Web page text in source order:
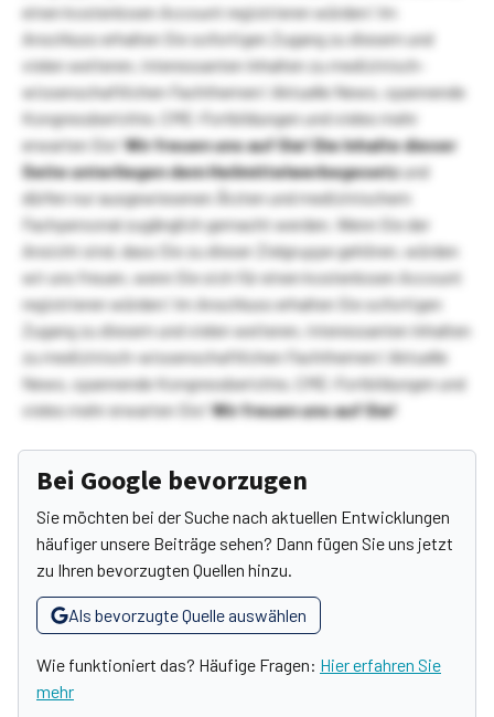
einen kostenlosen Account registrieren würden! Im
Anschluss erhalten Sie sofortigen Zugang zu diesem und
vielen weiteren, interessanten Inhalten zu medizinisch-
wissenschaftlichen Fachthemen! Aktuelle News, spannende
Kongressberichte, CME-Fortbildungen und vieles mehr
erwarten Sie!Wir freuen uns auf Sie!Die Inhalte dieser
Seite unterliegen dem Heilmittelwerbegesetzund
dürfen nur ausgewiesenen Ärzten und medizinischem
Fachpersonal zugänglich gemacht werden. Wenn Sie der
Ansicht sind, dass Sie zu dieser Zielgruppe gehören, würden
wir uns freuen, wenn Sie sich für einen kostenlosen Account
registrieren würden! Im Anschluss erhalten Sie sofortigen
Zugang zu diesem und vielen weiteren, interessanten Inhalten
zu medizinisch-wissenschaftlichen Fachthemen! Aktuelle
News, spannende Kongressberichte, CME-Fortbildungen und
vieles mehr erwarten Sie!Wir freuen uns auf Sie!
Bei Google bevorzugen
Sie möchten bei der Suche nach aktuellen Entwicklungen
häufiger unsere Beiträge sehen? Dann fügen Sie uns jetzt
zu Ihren bevorzugten Quellen hinzu.
Als bevorzugte Quelle auswählen
Wie funktioniert das? Häufige Fragen: Hier erfahren Sie
mehr